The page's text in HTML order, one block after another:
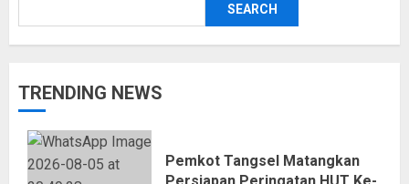
SEARCH
TRENDING NEWS
Pemkot Tangsel Matangkan